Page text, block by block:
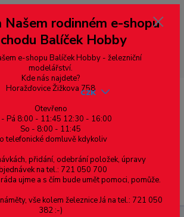
a jiných zemí, pokud chcete platit v eurech
euro 💶 pro přepočet měny - pravý horní roh ---
nějakého důvodu zásilku nevyzvednete, bude po
s opětovnou platbou za poštovné, v opačném
a účet přidán na blacklist a rušeny následující
objednávky.
Menu
CZK
rodinném e-shopu
Balíček Hobby
e-shopu Balíček Hobby - železniční
modelářství.
Kde nás najdete?
Horažďovice Žižkova 758
Otevřeno
- Pá 8:00 - 11:45 12:30 - 16:00
So - 8:00 - 11:45
telefonické domluvě kdykoliv
přidání, odebrání položek, úpravy
na tel.: 721 050 700
ujme a s čím bude umět pomoci, pomůže.
vše kolem železnice Já na tel.: 721 050
382 :-)